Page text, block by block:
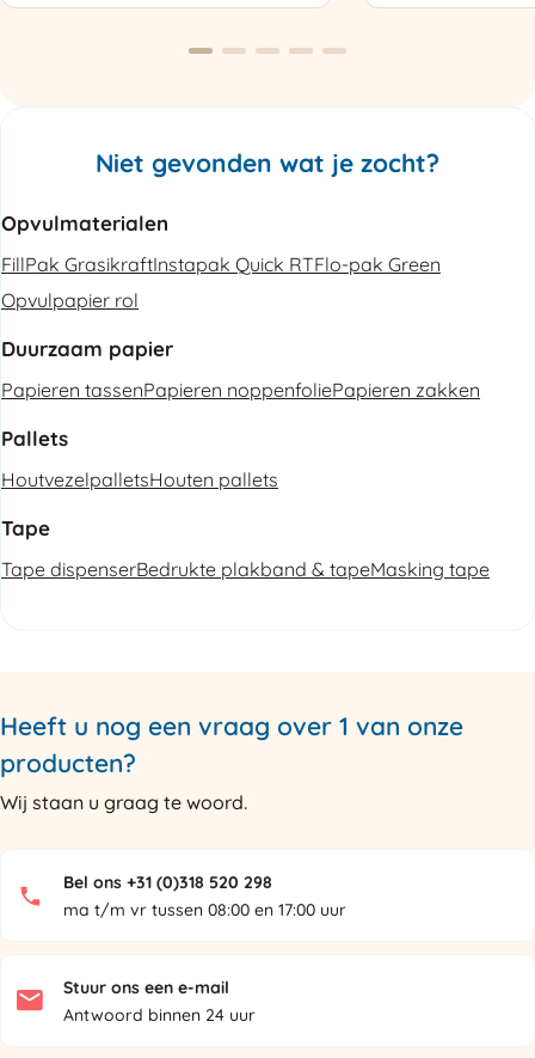
Refurbished
aantal
Niet gevonden wat je zocht?
Opvulmaterialen
FillPak GrasikraftInstapak Quick RTFlo-pak Green
Opvulpapier rol
Duurzaam papier
Papieren tassenPapieren noppenfoliePapieren zakken
Pallets
HoutvezelpalletsHouten pallets
Tape
Tape dispenserBedrukte plakband & tapeMasking tape
Heeft u nog een vraag over 1 van onze
producten?
Wij staan u graag te woord.
Bel ons +31 (0)318 520 298
ma t/m vr tussen 08:00 en 17:00 uur
Stuur ons een e-mail
Antwoord binnen 24 uur